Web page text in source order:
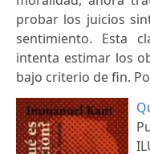
probar los juicios
sentimiento. Esta
intenta estimar los
bajo criterio de fin.